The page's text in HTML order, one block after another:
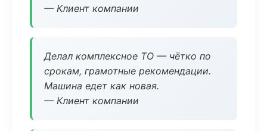
— Клиент компании
Делал комплексное ТО — чётко по
срокам, грамотные рекомендации.
Машина едет как новая.
— Клиент компании